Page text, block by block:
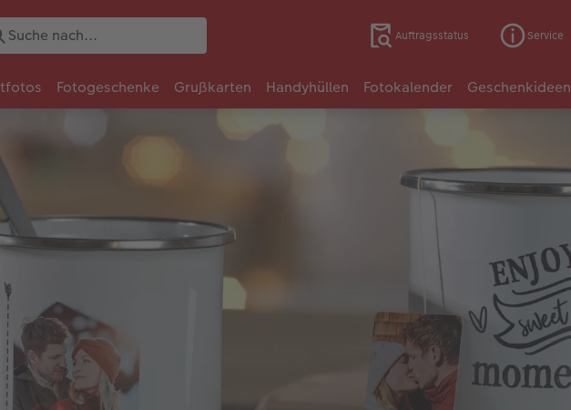
Auftragsstatus Service
Fotogeschenke Grußkarten Handyhüllen Fotokalender Geschenkideen